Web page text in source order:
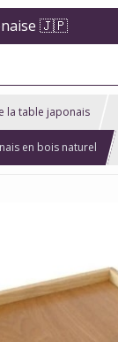
🇯🇵
la table japonais
en bois naturel